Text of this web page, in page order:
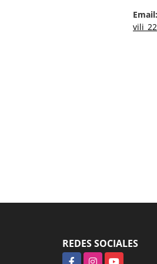
Email:
REDES SOCIALES
FacebookInstagramYouTube